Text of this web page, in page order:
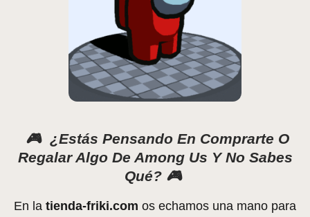
🎮 ¿Estás Pensando En Comprarte O
Regalar Algo De Among Us Y No Sabes
Qué? 🎮
En la tienda-friki.com os echamos una mano para